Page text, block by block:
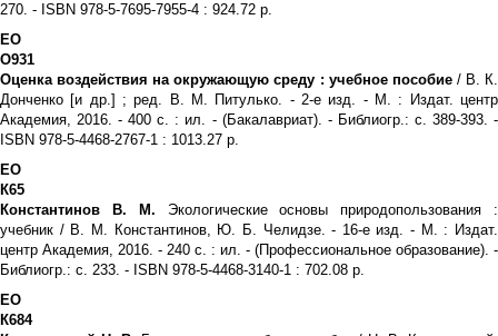
270. - ISBN 978-5-7695-7955-4 : 924.72 р.
ЕО
О931
Оценка воздействия на окружающую среду : учебное пособие/ В. К.
Донченко [и др.] ; ред. В. М. Питулько. - 2-е изд. - М. : Издат. центр
Академия, 2016. - 400 с. : ил. - (Бакалавриат). - Библиогр.: с. 389-393. -
ISBN 978-5-4468-2767-1 : 1013.27 р.
ЕО
К65
Константинов В. М. Экологические основы природопользования :
учебник / В. М. Константинов, Ю. Б. Челидзе. - 16-е изд. - М. : Издат.
центр Академия, 2016. - 240 с. : ил. - (Профессиональное образование). -
Библиогр.: с. 233. - ISBN 978-5-4468-3140-1 : 702.08 р.
ЕО
К684